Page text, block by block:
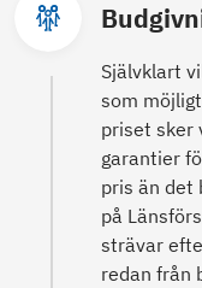
Självklart
som
priset sker
garantier
pris än det
på
strävar
redan från